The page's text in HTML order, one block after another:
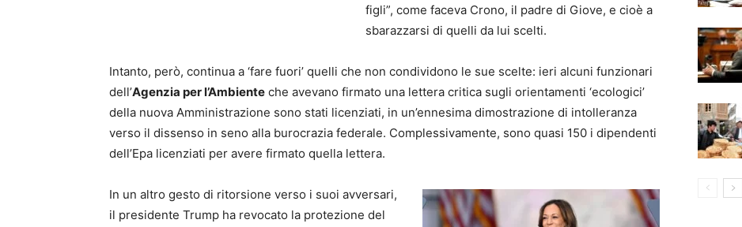
figli”, come faceva Crono, il padre di Giove, e cioè a
sbarazzarsi di quelli da lui scelti.
Intanto, però, continua a ‘fare fuori’ quelli che non condividono le sue scelte: ieri alcuni funzionari
dell’Agenzia per l’Ambiente che avevano firmato una lettera critica sugli orientamenti ‘ecologici’
della nuova Amministrazione sono stati licenziati, in un’ennesima dimostrazione di intolleranza
verso il dissenso in seno alla burocrazia federale. Complessivamente, sono quasi 150 i dipendenti
dell’Epa licenziati per avere firmato quella lettera.
In un altro gesto di ritorsione verso i suoi avversari,
il presidente Trump ha revocato la protezione del